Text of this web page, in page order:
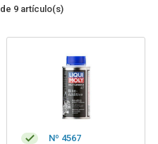
9 artículo(s)
Nº 4567